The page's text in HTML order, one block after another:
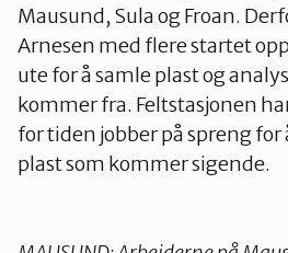
Mausund, Sula og Froan.
Arnesen med flere startet
ute for å samle plast og
kommer fra. Feltstasjonen
for tiden jobber på spreng for
plast som kommer sigende.